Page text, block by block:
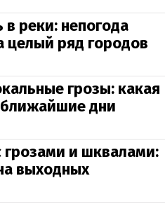
реки: непогода
целый ряд городов
грозы: какая
дни
грозами и шквалами:
выходных